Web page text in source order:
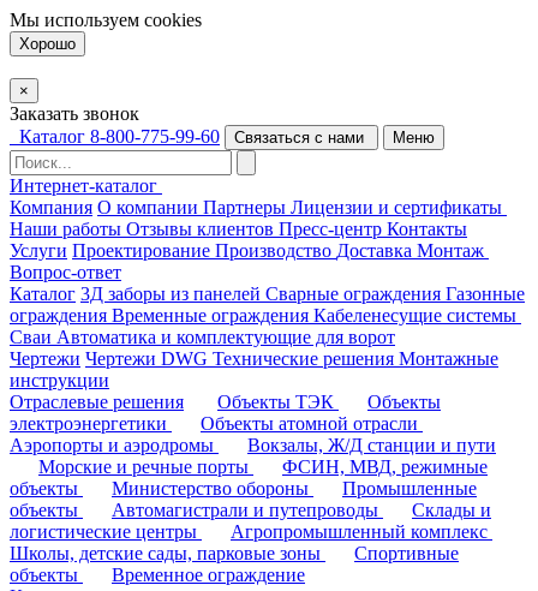
Мы используем cookies
Хорошо
×
Заказать звонок
Каталог 8-800-775-99-60 Связаться с нами Меню
Интернет-каталог
Компания О компании Партнеры Лицензии и сертификаты
Наши работы Отзывы клиентов Пресс-центр Контакты
Услуги Проектирование Производство Доставка Монтаж
Вопрос-ответ
Каталог 3Д заборы из панелей Сварные ограждения Газонные
ограждения Временные ограждения Кабеленесущие системы
Cваи Автоматика и комплектующие для ворот
Чертежи Чертежи DWG Технические решения Монтажные
инструкции
Отраслевые решения
Объекты ТЭК
Объекты
электроэнергетики
Объекты атомной отрасли
Аэропорты и аэродромы
Вокзалы, Ж/Д станции и пути
Морские и речные порты
ФСИН, МВД, режимные
объекты
Министерство обороны
Промышленные
объекты
Автомагистрали и путепроводы
Склады и
логистические центры
Агропромышленный комплекс
Школы, детские сады, парковые зоны
Спортивные
объекты
Временное ограждение